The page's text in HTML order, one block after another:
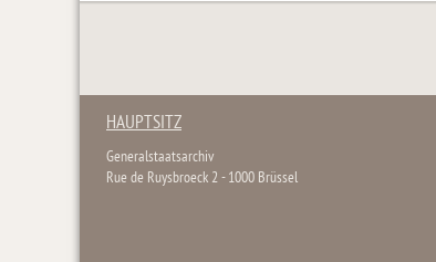
HAUPTSITZ
Generalstaatsarchiv
Rue de Ruysbroeck 2 - 1000 Brüssel